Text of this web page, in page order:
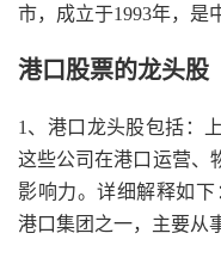
市，成立于1993年，是
港口股票的龙头股
1、港口龙头股包括：
这些公司在港口运营、
影响力。详细解释如
港口集团之一，主要从